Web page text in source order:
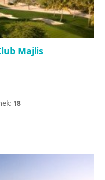
Majlis
18